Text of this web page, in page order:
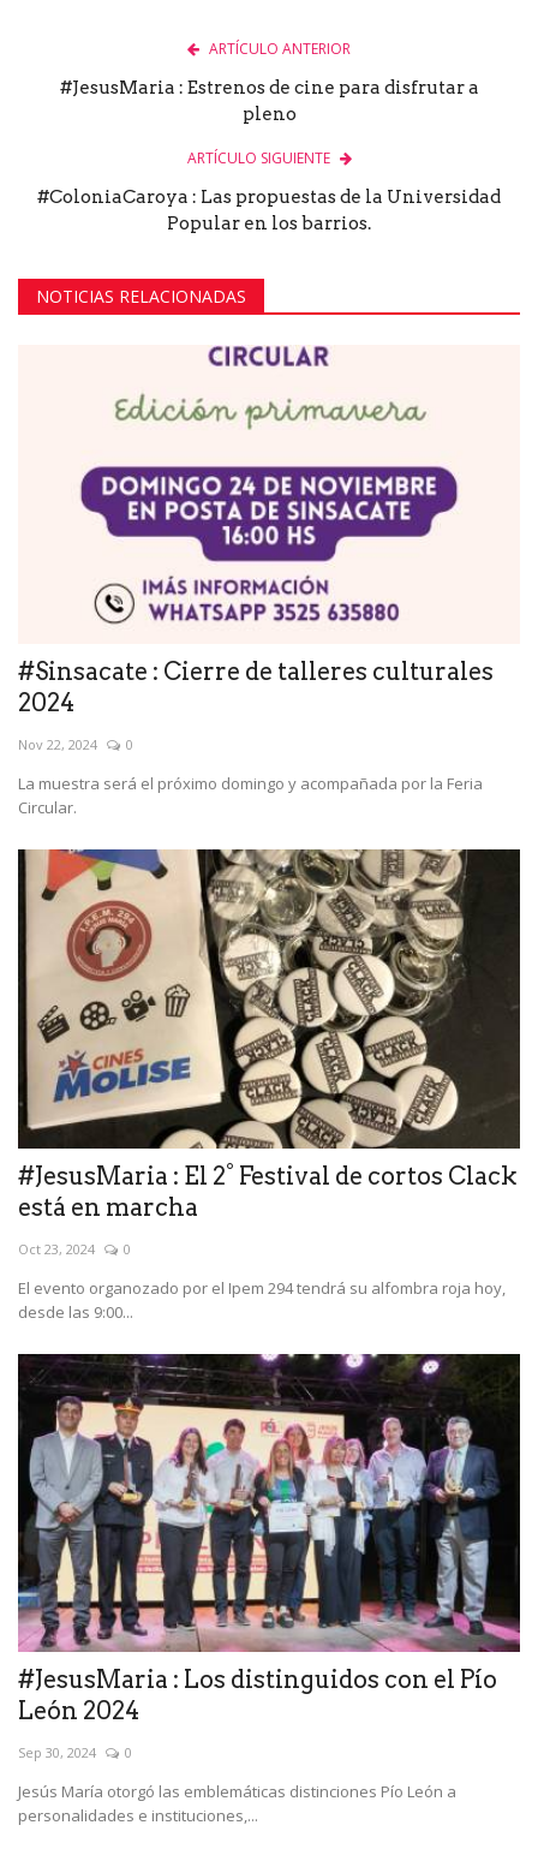
ARTÍCULO ANTERIOR
#JesusMaria : Estrenos de cine para disfrutar a
pleno
ARTÍCULO SIGUIENTE
#ColoniaCaroya : Las propuestas de la Universidad
Popular en los barrios.
NOTICIAS RELACIONADAS
#Sinsacate : Cierre de talleres culturales
2024
Nov 22, 2024 0
La muestra será el próximo domingo y acompañada por la Feria
Circular.
#JesusMaria : El 2° Festival de cortos Clack
está en marcha
Oct 23, 2024 0
El evento organozado por el Ipem 294 tendrá su alfombra roja hoy,
desde las 9:00...
#JesusMaria : Los distinguidos con el Pío
León 2024
Sep 30, 2024 0
Jesús María otorgó las emblemáticas distinciones Pío León a
personalidades e instituciones,...